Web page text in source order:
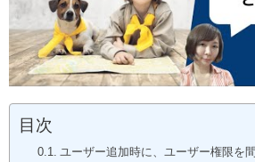
目次
ユーザー追加時に、ユーザー権限を